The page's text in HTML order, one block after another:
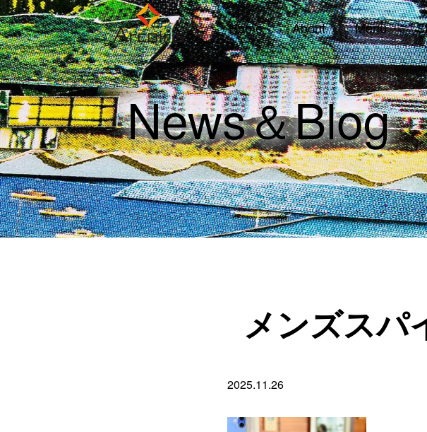
Home About Menu
News＆Blog
メンズスパ
2025.11.26